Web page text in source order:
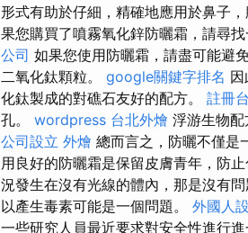
形式有助於仔細，精確地應用於鼻子
果您購買了噴霧氧化鋅防曬霜，請尋
公司 如果您使用防曬霜，請盡可能避
二氧化鈦顆粒。 google關鍵字排名
化鈦製成的對礁石友好的配方。 註冊
孔。 wordpress 台北外燴 浮游生物
公司設立 外燴 總而言之，防曬不僅是
用良好的防曬霜是保留皮膚青年，防
況發生在沒有光線的體內，那是沒有問
以產生毒素可能是一個問題。 外國人
一些研究人員最近要求對安全性進行進